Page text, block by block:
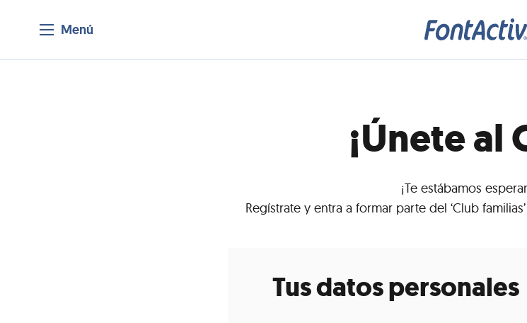
Menú
¡Únete al
¡Te estábamos
Regístrate y entra a formar parte del ‘Club
Tus datos personales